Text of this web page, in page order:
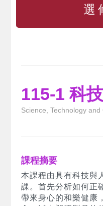
選
115-1 科
Science, Technology and
課程摘要
本課程由具有科技與
課。首先分析如何正
帶來身心的和樂健康